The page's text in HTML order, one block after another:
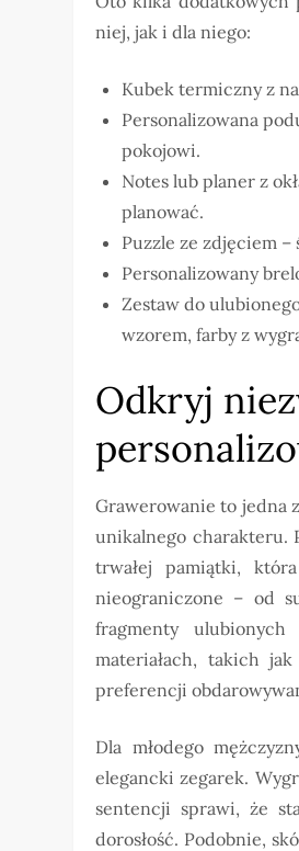
niej, jak i dla niego:
Kubek termiczny z
Personalizowana
pokojowi.
Notes lub planer z
planować.
Puzzle ze zdjęciem
Personalizowany
Zestaw do
wzorem, farby z
Odkryj
Grawerowanie to jedna
unikalnego charakteru.
trwałej pamiątki,
nieograniczone – od
fragmenty
materiałach, takich
preferencji
Dla młodego
elegancki zegarek.
sentencji sprawi, że
dorosłość. Podobnie,